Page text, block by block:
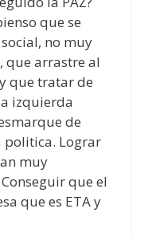
que se
no muy
que arrastre al
que tratar de
izquierda
de
politica. Lograr
muy
que el
que es ETA y